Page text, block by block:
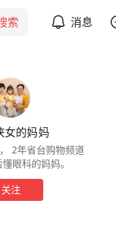
索 消息
女的妈妈
2年省台购物频道
眼科的妈妈。
关注